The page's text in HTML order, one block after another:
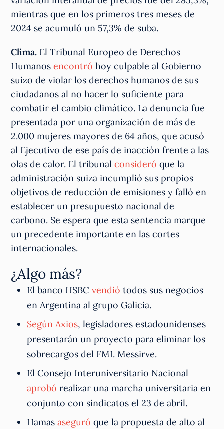
mientras que en los primeros tres meses de
2024 se acumuló un 57,3% de suba.
Clima. El Tribunal Europeo de Derechos
Humanosencontró hoy culpable al Gobierno
suizo de violar los derechos humanos de sus
ciudadanos al no hacer lo suficiente para
combatir el cambio climático. La denuncia fue
presentada por una organización de más de
2.000 mujeres mayores de 64 años, que acusó
al Ejecutivo de ese país de inacción frente a las
olas de calor. El tribunalconsideró que la
administración suiza incumplió sus propios
objetivos de reducción de emisiones y falló en
establecer un presupuesto nacional de
carbono. Se espera que esta sentencia marque
un precedente importante en las cortes
internacionales.
¿Algo más?
El banco HSBCvendió todos sus negocios
en Argentina al grupo Galicia.
Según Axios, legisladores estadounidenses
presentarán un proyecto para eliminar los
sobrecargos del FMI. Messirve.
El Consejo Interuniversitario Nacional
aprobó realizar una marcha universitaria en
conjunto con sindicatos el 23 de abril.
Hamasaseguró que la propuesta de alto al